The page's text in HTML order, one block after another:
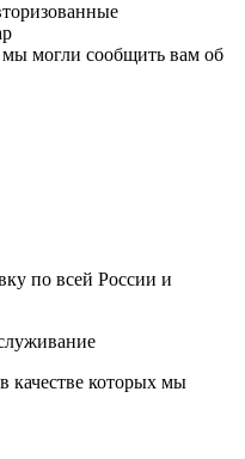
могли сообщить вам об
по всей России и
качестве которых мы